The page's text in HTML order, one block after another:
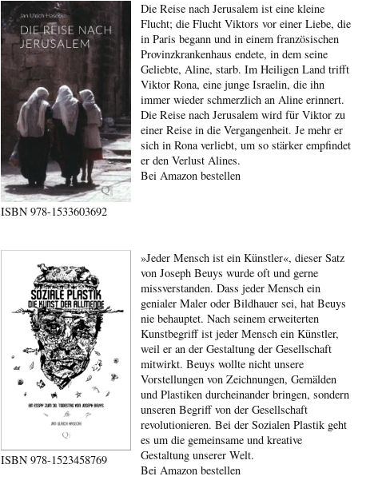
ISBN978-1533603692
Die Reise nach Jerusalem ist eine kleine
Flucht; die Flucht Viktors vor einer Liebe, die
in Paris begann und in einem französischen
Provinzkrankenhaus endete, in dem seine
Geliebte, Aline, starb. Im Heiligen Land trifft
Viktor Rona, eine junge Israelin, die ihn
immer wieder schmerzlich an Aline erinnert.
Die Reise nach Jerusalem wird für Viktor zu
einer Reise in die Vergangenheit. Je mehr er
sich in Rona verliebt, um so stärker empfindet
er den Verlust Alines.
Bei Amazon bestellen
ISBN978-1523458769
»Jeder Mensch ist ein Künstler«, dieser Satz
von Joseph Beuys wurde oft und gerne
missverstanden. Dass jeder Mensch ein
genialer Maler oder Bildhauer sei, hat Beuys
nie behauptet. Nach seinem erweiterten
Kunstbegriff ist jeder Mensch ein Künstler,
weil er an der Gestaltung der Gesellschaft
mitwirkt. Beuys wollte nicht unsere
Vorstellungen von Zeichnungen, Gemälden
und Plastiken durcheinander bringen, sondern
unseren Begriff von der Gesellschaft
revolutionieren. Bei der Sozialen Plastik geht
es um die gemeinsame und kreative
Gestaltung unserer Welt.
Bei Amazon bestellen